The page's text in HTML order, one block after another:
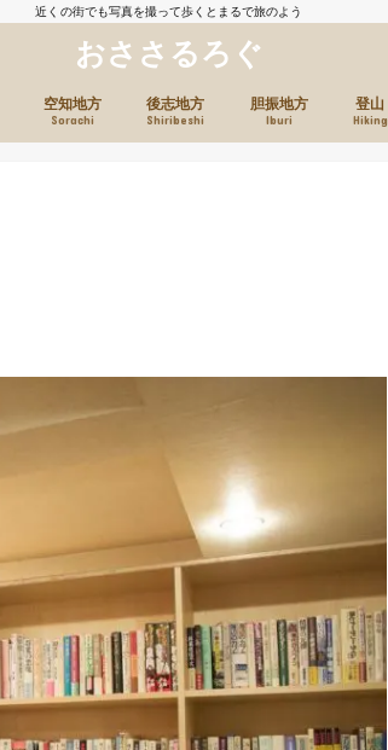
近くの街でも写真を撮って歩くとまるで旅のよう
おささるろぐ
空知地方
Sorachi
後志地方
Shiribeshi
胆振地方
Iburi
登山
Hiking